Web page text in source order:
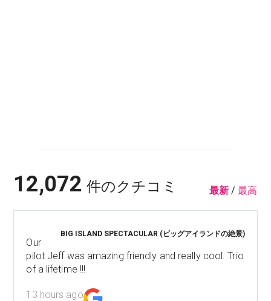
12,072 件のクチコミ 最新 /最高
BIG ISLAND SPECTACULAR (ビッグアイランドの絶景)
Our
pilot Jeff was amazing friendly and really cool. Trio
of a lifetime !!!
13 hours ago